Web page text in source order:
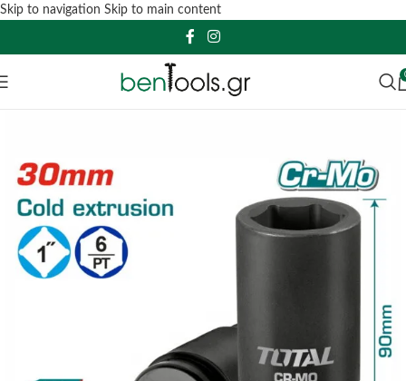
Skip to navigation Skip to main content